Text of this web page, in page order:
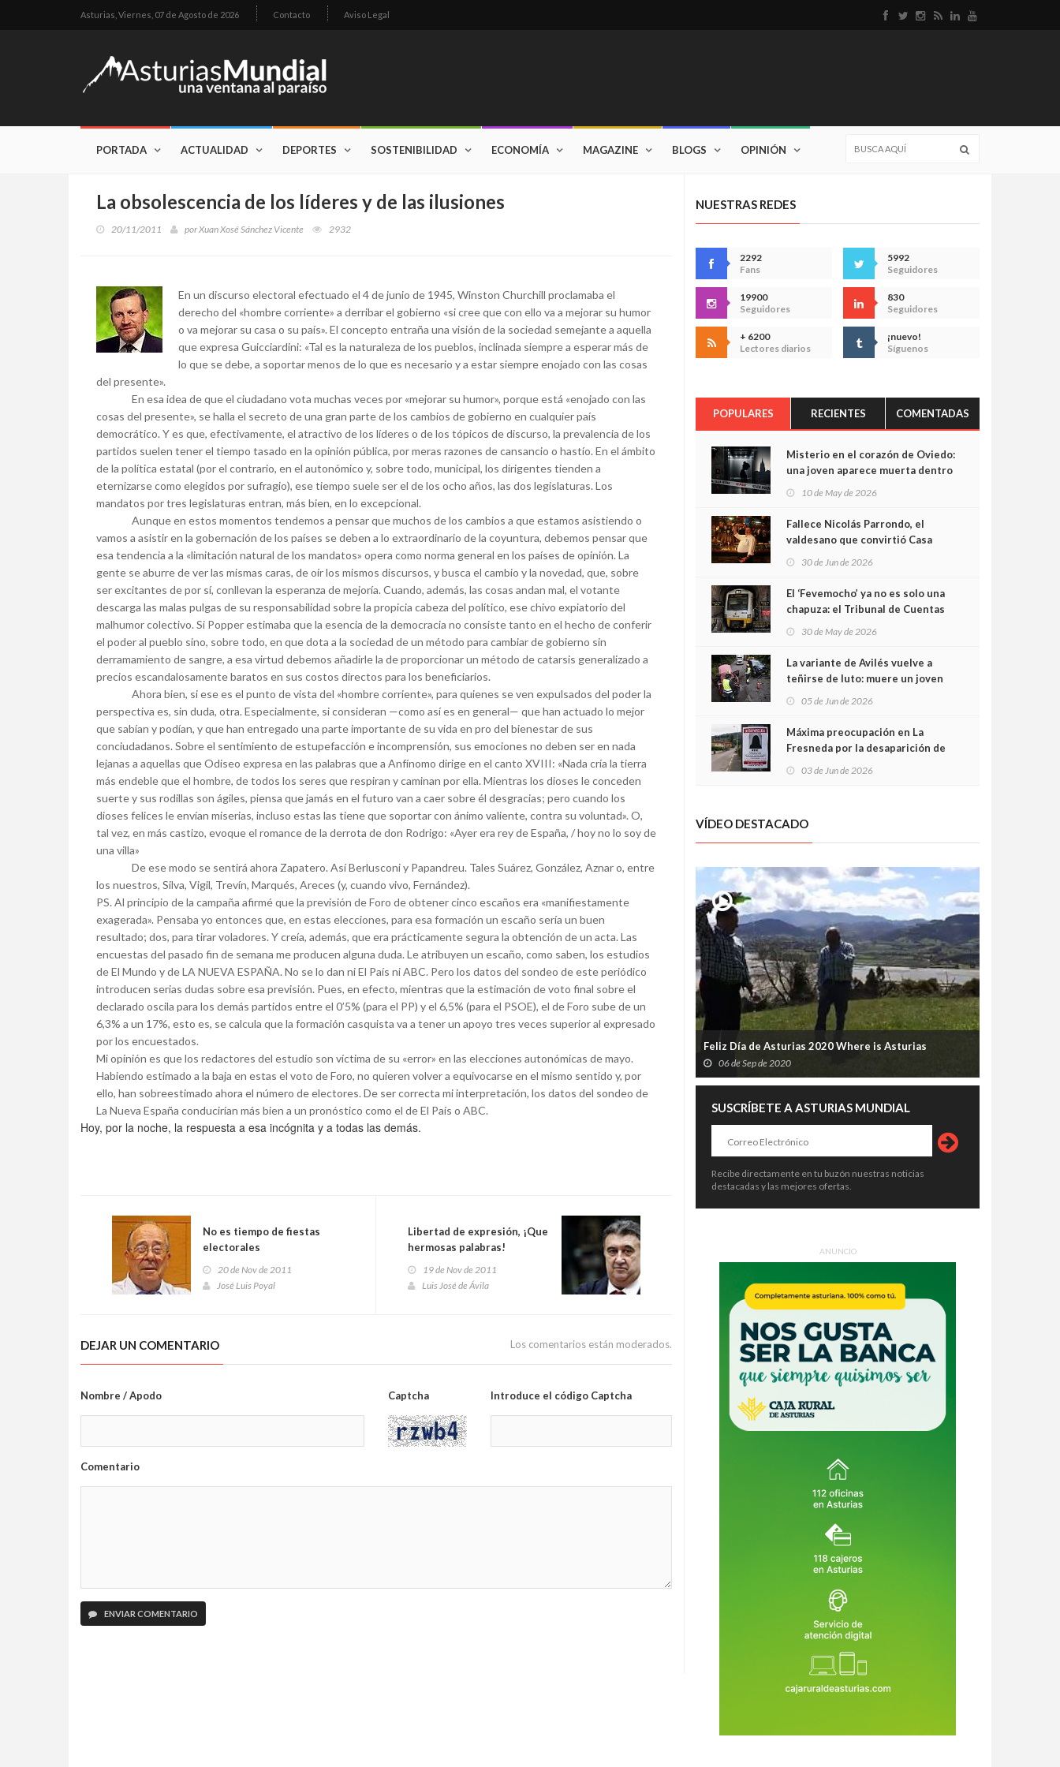
Asturias, Viernes, 07 de Agosto de 2026 Contacto Aviso Legal
PORTADA ACTUALIDAD DEPORTES SOSTENIBILIDAD ECONOMÍA MAGAZINE BLOGS OPINIÓN
La obsolescencia de los líderes y de las ilusiones
20/11/2011 porXuan Xosé Sánchez Vicente 2932
En un discurso electoral efectuado el 4 de junio de 1945, Winston Churchill proclamaba el
derecho del «hombre corriente» a derribar el gobierno «si cree que con ello va a mejorar su humor
o va mejorar su casa o su país». El concepto entraña una visión de la sociedad semejante a aquella
que expresa Guicciardini: «Tal es la naturaleza de los pueblos, inclinada siempre a esperar más de
lo que se debe, a soportar menos de lo que es necesario y a estar siempre enojado con las cosas
del presente».
En esa idea de que el ciudadano vota muchas veces por «mejorar su humor», porque está «enojado con las
cosas del presente», se halla el secreto de una gran parte de los cambios de gobierno en cualquier país
democrático. Y es que, efectivamente, el atractivo de los líderes o de los tópicos de discurso, la prevalencia de los
partidos suelen tener el tiempo tasado en la opinión pública, por meras razones de cansancio o hastío. En el ámbito
de la política estatal (por el contrario, en el autonómico y, sobre todo, municipal, los dirigentes tienden a
eternizarse como elegidos por sufragio), ese tiempo suele ser el de los ocho años, las dos legislaturas. Los
mandatos por tres legislaturas entran, más bien, en lo excepcional.
Aunque en estos momentos tendemos a pensar que muchos de los cambios a que estamos asistiendo o
vamos a asistir en la gobernación de los países se deben a lo extraordinario de la coyuntura, debemos pensar que
esa tendencia a la «limitación natural de los mandatos» opera como norma general en los países de opinión. La
gente se aburre de ver las mismas caras, de oír los mismos discursos, y busca el cambio y la novedad, que, sobre
ser excitantes de por sí, conllevan la esperanza de mejoría. Cuando, además, las cosas andan mal, el votante
descarga las malas pulgas de su responsabilidad sobre la propicia cabeza del político, ese chivo expiatorio del
malhumor colectivo. Si Popper estimaba que la esencia de la democracia no consiste tanto en el hecho de conferir
el poder al pueblo sino, sobre todo, en que dota a la sociedad de un método para cambiar de gobierno sin
derramamiento de sangre, a esa virtud debemos añadirle la de proporcionar un método de catarsis generalizado a
precios escandalosamente baratos en sus costos directos para los beneficiarios.
Ahora bien, si ese es el punto de vista del «hombre corriente», para quienes se ven expulsados del poder la
perspectiva es, sin duda, otra. Especialmente, si consideran —como así es en general— que han actuado lo mejor
que sabían y podían, y que han entregado una parte importante de su vida en pro del bienestar de sus
conciudadanos. Sobre el sentimiento de estupefacción e incomprensión, sus emociones no deben ser en nada
lejanas a aquellas que Odiseo expresa en las palabras que a Anfínomo dirige en el canto XVIII: «Nada cría la tierra
más endeble que el hombre, de todos los seres que respiran y caminan por ella. Mientras los dioses le conceden
suerte y sus rodillas son ágiles, piensa que jamás en el futuro van a caer sobre él desgracias; pero cuando los
dioses felices le envían miserias, incluso estas las tiene que soportar con ánimo valiente, contra su voluntad». O,
tal vez, en más castizo, evoque el romance de la derrota de don Rodrigo: «Ayer era rey de España, / hoy no lo soy de
una villa»
De ese modo se sentirá ahora Zapatero. Así Berlusconi y Papandreu. Tales Suárez, González, Aznar o, entre
los nuestros, Silva, Vigil, Trevín, Marqués, Areces (y, cuando vivo, Fernández).
PS. Al principio de la campaña afirmé que la previsión de Foro de obtener cinco escaños era «manifiestamente
exagerada». Pensaba yo entonces que, en estas elecciones, para esa formación un escaño sería un buen
resultado; dos, para tirar voladores. Y creía, además, que era prácticamente segura la obtención de un acta. Las
encuestas del pasado fin de semana me producen alguna duda. Le atribuyen un escaño, como saben, los estudios
de El Mundo y de LA NUEVA ESPAÑA. No se lo dan ni El País ni ABC. Pero los datos del sondeo de este periódico
introducen serias dudas sobre esa previsión. Pues, en efecto, mientras que la estimación de voto final sobre el
declarado oscila para los demás partidos entre el 0’5% (para el PP) y el 6,5% (para el PSOE), el de Foro sube de un
6,3% a un 17%, esto es, se calcula que la formación casquista va a tener un apoyo tres veces superior al expresado
por los encuestados.
Mi opinión es que los redactores del estudio son víctima de su «error» en las elecciones autonómicas de mayo.
Habiendo estimado a la baja en estas el voto de Foro, no quieren volver a equivocarse en el mismo sentido y, por
ello, han sobreestimado ahora el número de electores. De ser correcta mi interpretación, los datos del sondeo de
La Nueva España conducirían más bien a un pronóstico como el de El País o ABC.
Hoy, por la noche, la respuesta a esa incógnita y a todas las demás.
No es tiempo de fiestas
electorales
20 de Nov de 2011
José Luis Poyal
Libertad de expresión, ¡Que
hermosas palabras!
19 de Nov de 2011
Luis José de Ávila
DEJAR UN COMENTARIO Los comentarios están moderados.
Nombre / Apodo Captcha Introduce el código Captcha
Comentario
ENVIAR COMENTARIO
NUESTRAS REDES
2292
Fans
5992
Seguidores
19900
Seguidores
830
Seguidores
+ 6200
Lectores diarios
¡nuevo!
Síguenos
POPULARES RECIENTES COMENTADAS
Misterio en el corazón de Oviedo:
una joven aparece muerta dentro
cámaras captan sus últimos
minutos
10 de May de 2026
Fallece Nicolás Parrondo, el
valdesano que convirtió Casa
30 de Jun de 2026
El ‘Fevemocho’ ya no es solo una
chapuza: el Tribunal de Cuentas
sobrecoste de los trenes que no
cabían por los túneles
30 de May de 2026
La variante de Avilés vuelve a
teñirse de luto: muere un joven
05 de Jun de 2026
Máxima preocupación en La
Fresneda por la desaparición de
03 de Jun de 2026
VÍDEO DESTACADO
Feliz Día de Asturias 2020 Where is Asturias
06 de Sep de 2020
SUSCRÍBETE A ASTURIAS MUNDIAL
Recibe directamente en tu buzón nuestras noticias
destacadas y las mejores ofertas.
ANUNCIO